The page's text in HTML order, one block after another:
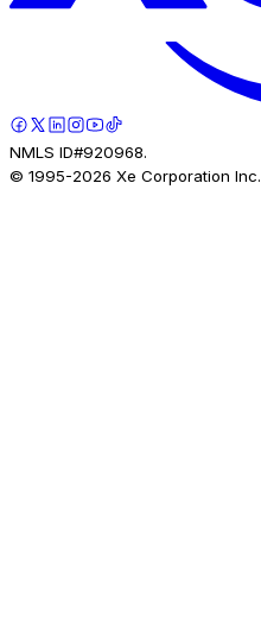
NMLS ID#920968.
© 1995-2026 Xe Corporation Inc.